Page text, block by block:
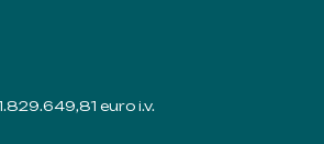
euro i.v.